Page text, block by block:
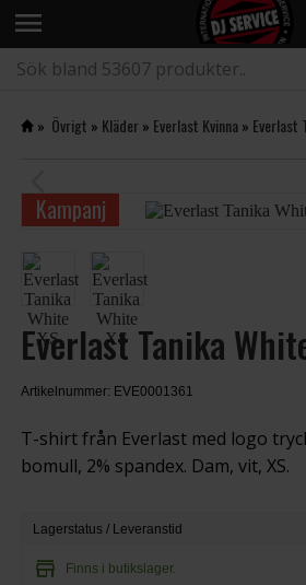
menu
» Övrigt » Kläder» Everlast Kvinna» Everlast
Kampanj
Everlast Tanika
Artikelnummer: EVE0001361
T-shirt från Everlast med logo
bomull, 2% spandex. Dam, vit, XS.
Lagerstatus / Leveranstid
store Finns i butikslager.